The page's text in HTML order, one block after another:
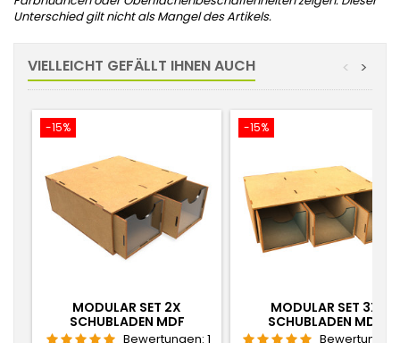
Unterschied gilt nicht als Mangel des Artikels.
VIELLEICHT GEFÄLLT IHNEN AUCH >
<
-15%
MODULAR SET 2X
SCHUBLADEN MDF
Bewertungen: 1
-15%
MODULAR SET 3X
SCHUBLADEN MDF